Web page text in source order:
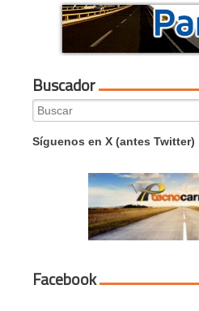
Buscador
Search
for:
Síguenos en X (antes Twitter)
Facebook